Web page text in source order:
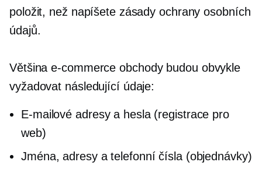
položit, než napíšete zásady ochrany osobních
údajů.
Většinae-commerce obchody budou obvykle
vyžadovat následující údaje:
E-mailové adresy a hesla (registrace pro
web)
Jména, adresy a telefonní čísla (objednávky)